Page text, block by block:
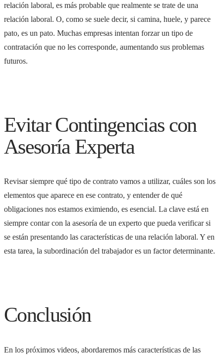
relación laboral, es más probable que realmente se trate de una
relación laboral. O, como se suele decir, si camina, huele, y parece
pato, es un pato. Muchas empresas intentan forzar un tipo de
contratación que no les corresponde, aumentando sus problemas
futuros.
Evitar Contingencias con
Asesoría Experta
Revisar siempre qué tipo de contrato vamos a utilizar, cuáles son los
elementos que aparece en ese contrato, y entender de qué
obligaciones nos estamos eximiendo, es esencial. La clave está en
siempre contar con la asesoría de un experto que pueda verificar si
se están presentando las características de una relación laboral. Y en
esta tarea, la subordinación del trabajador es un factor determinante.
Conclusión
En los próximos videos, abordaremos más características de las